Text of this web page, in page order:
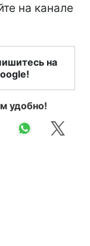
на канале
на
удобно!